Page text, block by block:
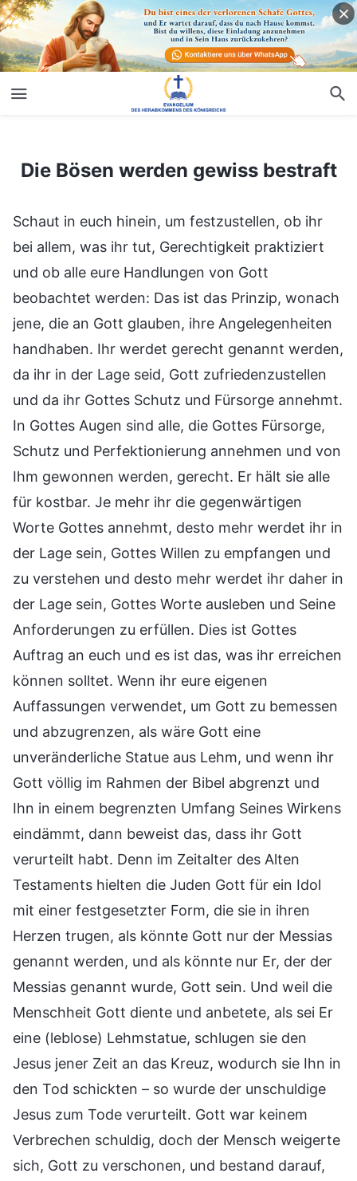
Die Bösen werden gewiss bestraft
Die Bösen werden gewiss bestraft
Schaut in euch hinein, um festzustellen, ob ihr
bei allem, was ihr tut, Gerechtigkeit praktiziert
und ob alle eure Handlungen von Gott
beobachtet werden: Das ist das Prinzip, wonach
jene, die an Gott glauben, ihre Angelegenheiten
handhaben. Ihr werdet gerecht genannt werden,
da ihr in der Lage seid, Gott zufriedenzustellen
und da ihr Gottes Schutz und Fürsorge annehmt.
In Gottes Augen sind alle, die Gottes Fürsorge,
Schutz und Perfektionierung annehmen und von
Ihm gewonnen werden, gerecht. Er hält sie alle
für kostbar. Je mehr ihr die gegenwärtigen
Worte Gottes annehmt, desto mehr werdet ihr in
der Lage sein, Gottes Willen zu empfangen und
zu verstehen und desto mehr werdet ihr daher in
der Lage sein, Gottes Worte ausleben und Seine
Anforderungen zu erfüllen. Dies ist Gottes
Auftrag an euch und es ist das, was ihr erreichen
können solltet. Wenn ihr eure eigenen
Auffassungen verwendet, um Gott zu bemessen
und abzugrenzen, als wäre Gott eine
unveränderliche Statue aus Lehm, und wenn ihr
Gott völlig im Rahmen der Bibel abgrenzt und
Ihn in einem begrenzten Umfang Seines Wirkens
eindämmt, dann beweist das, dass ihr Gott
verurteilt habt. Denn im Zeitalter des Alten
Testaments hielten die Juden Gott für ein Idol
mit einer festgesetzter Form, die sie in ihren
Herzen trugen, als könnte Gott nur der Messias
genannt werden, und als könnte nur Er, der der
Messias genannt wurde, Gott sein. Und weil die
Menschheit Gott diente und anbetete, als sei Er
eine (leblose) Lehmstatue, schlugen sie den
Jesus jener Zeit an das Kreuz, wodurch sie Ihn in
den Tod schickten – so wurde der unschuldige
Jesus zum Tode verurteilt. Gott war keinem
Verbrechen schuldig, doch der Mensch weigerte
sich, Gott zu verschonen, und bestand darauf,